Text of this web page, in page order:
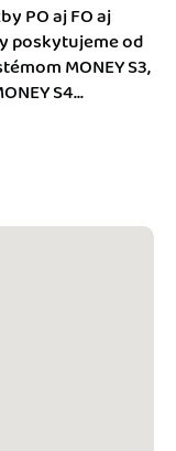
PO aj FO aj
poskytujeme od
MONEY S3,
S4...